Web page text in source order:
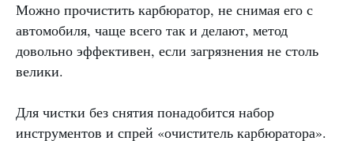
Можно прочистить карбюратор, не снимая его с
автомобиля, чаще всего так и делают, метод
довольно эффективен, если загрязнения не столь
велики.
Для чистки без снятия понадобится набор
инструментов и спрей «очиститель карбюратора».